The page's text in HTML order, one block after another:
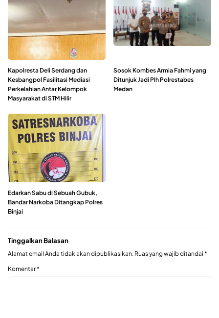
Kapolresta Deli Serdang dan
Kesbangpol Fasilitasi Mediasi
Perkelahian Antar Kelompok
Masyarakat di STM Hilir
Sosok Kombes Armia Fahmi yang
Ditunjuk Jadi Plh Polrestabes
Medan
Edarkan Sabu di Sebuah Gubuk,
Bandar Narkoba Ditangkap Polres
Binjai
Tinggalkan Balasan
Alamat email Anda tidak akan dipublikasikan. Ruas yang wajib ditandai *
Komentar*